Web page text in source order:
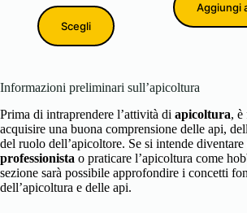
da
78.00 €
Scegli
Aggiungi
Informazioni preliminari sull’apicoltura
Prima di intraprendere l’attività di apicoltura, è
acquisire una buona comprensione delle api,
del ruolo dell’apicoltore. Se si intende diventare
professionista o praticare l’apicoltura come
sezione sarà possibile approfondire i concetti
dell’apicoltura e delle api.